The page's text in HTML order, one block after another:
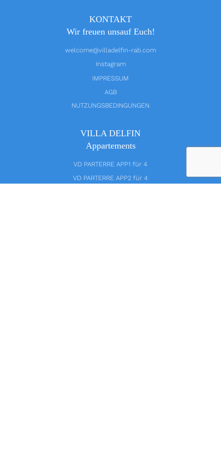
KONTAKT
Wir freuen unsauf Euch!
welcome@villadelfin-rab.com
Instagram
IMPRESSUM
AGB
NUTZUNGSBEDINGUNGEN
VILLA DELFIN
Appartements
VD PARTERRE APP1 für 4
VD PARTERRE APP2 für 4